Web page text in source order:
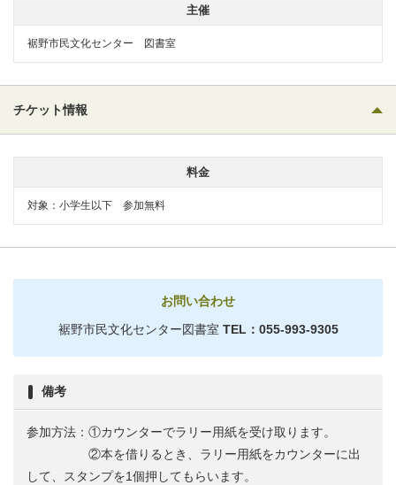
主催
裾野市民文化センター 図書室
チケット情報
料金
対象：小学生以下 参加無料
お問い合わせ
裾野市民文化センター図書室 TEL：055-993-9305
備考
参加方法：①カウンターでラリー用紙を受け取ります。
②本を借りるとき、ラリー用紙をカウンターに出
して、スタンプを1個押してもらいます。